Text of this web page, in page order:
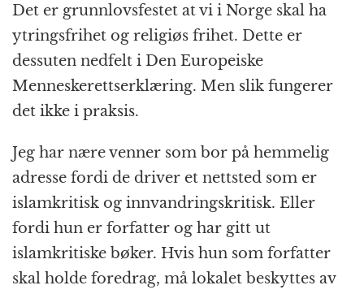
Det er grunnlovsfestet at vi i Norge skal ha
ytringsfrihet og religiøs frihet. Dette er
dessuten nedfelt i Den Europeiske
Menneskerettserklæring. Men slik fungerer
det ikke i praksis.
Jeg har nære venner som bor på hemmelig
adresse fordi de driver et nettsted som er
islamkritisk og innvandringskritisk. Eller
fordi hun er forfatter og har gitt ut
islamkritiske bøker. Hvis hun som forfatter
skal holde foredrag, må lokalet beskyttes av